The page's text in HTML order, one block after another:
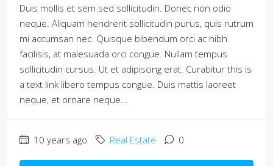
Duis mollis et sem sed sollicitudin. Donec non odio
neque. Aliquam hendrerit sollicitudin purus, quis rutrum
mi accumsan nec. Quisque bibendum orci ac nibh
facilisis, at malesuada orci congue. Nullam tempus
sollicitudin cursus. Ut et adipiscing erat. Curabitur this is
a text link libero tempus congue. Duis mattis laoreet
neque, et ornare neque...
10 years ago Real Estate 0